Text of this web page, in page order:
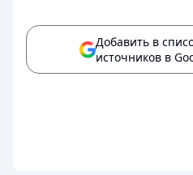
Добавить в
источников в